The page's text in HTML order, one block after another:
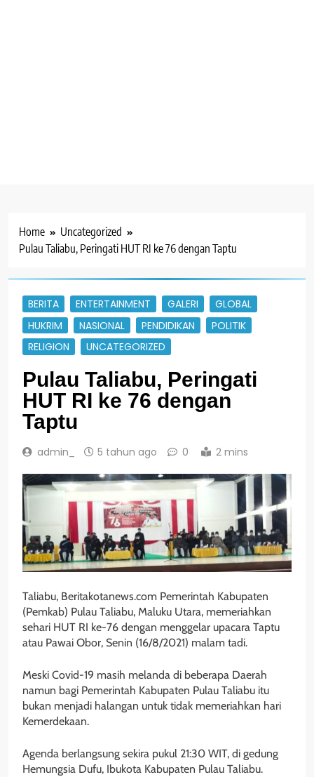
Home
Uncategorized
Pulau Taliabu, Peringati HUT RI ke 76 dengan Taptu
BERITA ENTERTAINMENT GALERI
GLOBAL
HUKRIM
NASIONAL PENDIDIKAN
POLITIK
RELIGION
UNCATEGORIZED
Pulau Taliabu, Peringati
HUT RI ke 76 dengan
Taptu
admin_ 5 tahun ago 0 2 mins
Taliabu, Beritakotanews.com Pemerintah Kabupaten
(Pemkab) Pulau Taliabu, Maluku Utara, memeriahkan
sehari HUT RI ke-76 dengan menggelar upacara Taptu
atau Pawai Obor, Senin (16/8/2021) malam tadi.
Meski Covid-19 masih melanda di beberapa Daerah
namun bagi Pemerintah Kabupaten Pulau Taliabu itu
bukan menjadi halangan untuk tidak memeriahkan hari
Kemerdekaan.
Agenda berlangsung sekira pukul 21:30 WIT, di gedung
Hemungsia Dufu, Ibukota Kabupaten Pulau Taliabu.